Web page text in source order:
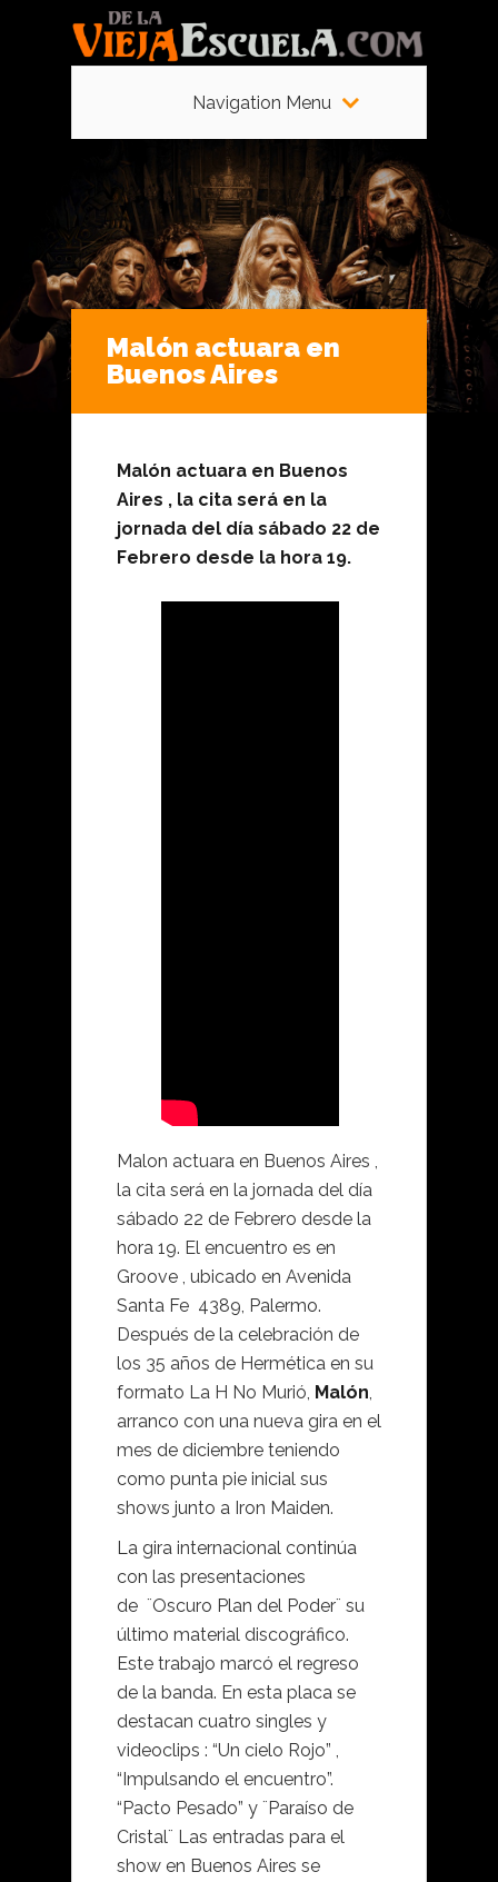
Navigation Menu
Malón actuara en
Buenos Aires
Malón actuara en Buenos
Aires , la cita será en la
jornada del día sábado 22 de
Febrero desde la hora 19.
Malon actuara en Buenos Aires ,
la cita será en la jornada del día
sábado 22 de Febrero desde la
hora 19. El encuentro es en
Groove , ubicado en Avenida
Santa Fe 4389, Palermo.
Después de la celebración de
los 35 años de Hermética en su
formato La H No Murió, Malón,
arranco con una nueva gira en el
mes de diciembre teniendo
como punta pie inicial sus
shows junto a Iron Maiden.
La gira internacional continúa
con las presentaciones
de ¨Oscuro Plan del Poder¨ su
último material discográfico.
Este trabajo marcó el regreso
de la banda. En esta placa se
destacan cuatro singles y
videoclips : “Un cielo Rojo” ,
“Impulsando el encuentro”.
“Pacto Pesado” y ¨Paraíso de
Cristal¨ Las entradas para el
show en Buenos Aires se